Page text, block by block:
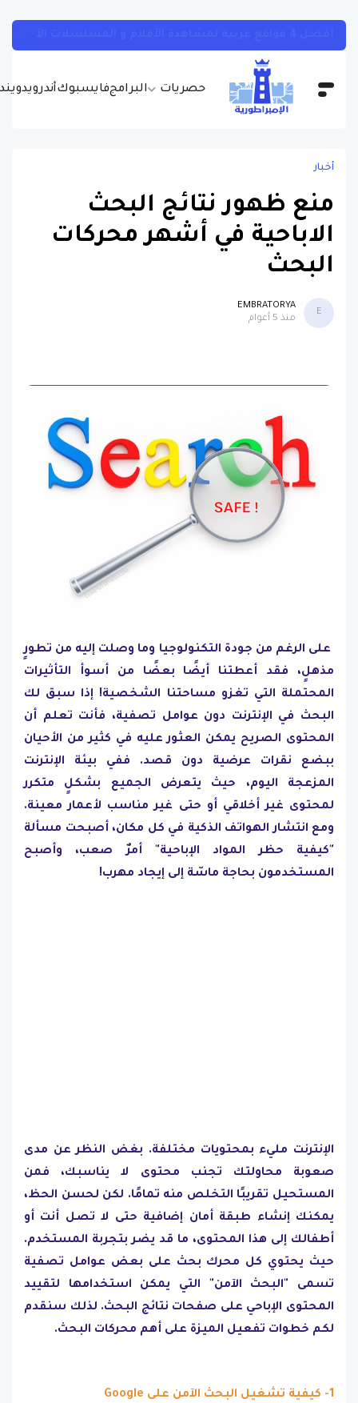
حصريات البرامجفايسبوكأندرويد
أخبار
منع ظهور نتائج البحث
الاباحية في أشهر محركات
البحث
E
EMBRATORYA
منذ 5 أعوام
على الرغم من جودة التكنولوجيا وما وصلت إليه من تطورٍ
مذهلٍ، فقد أعطتنا أيضًا بعضًا من أسوأ التأثيرات
المحتملة التي تغزو مساحتنا الشخصية! إذا سبق لك
البحث في الإنترنت دون عوامل تصفية، فأنت تعلم أن
المحتوى الصريح يمكن العثور عليه في كثير من الأحيان
ببضع نقرات عرضية دون قصد. ففي بيئة الإنترنت
المزعجة اليوم، حيث يتعرض الجميع بشكلٍ متكرر
لمحتوى غير أخلاقي أو حتى غير مناسب لأعمار معينة.
ومع انتشار الهواتف الذكية في كل مكان، أصبحت مسألة
"كيفية حظر المواد الإباحية" أمرٌ صعب، وأصبح
المستخدمون بحاجة ماسّة إلى إيجاد مهرب!
الإنترنت مليء بمحتويات مختلفة. بغض النظر عن مدى
صعوبة محاولتك تجنب محتوى لا يناسبك، فمن
المستحيل تقريبًا التخلص منه تمامًا. لكن لحسن الحظ،
يمكنك إنشاء طبقة أمان إضافية حتى لا تصل أنت أو
أطفالك إلى هذا المحتوى، ما قد يضر بتجربة المستخدم.
حيث يحتوي كل محرك بحث على بعض عوامل تصفية
تسمى "البحث الآمن" التي يمكن استخدامها لتقييد
المحتوى الإباحي على صفحات نتائج البحث. لذلك سنقدم
لكم خطوات تفعيل الميزة على أهم محركات البحث.
1- كيفية تشغيل البحث الآمن على Google